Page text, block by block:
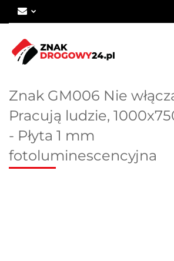
Znak GM006 Nie
Pracują ludzie,
- Płyta 1 mm
fotoluminescencyjna